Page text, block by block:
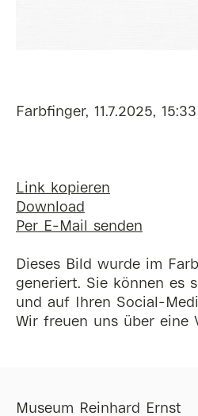
Farbfinger, 11.7.2025,
Link kopieren
Download
Per E-Mail senden
Dieses Bild wurde im
generiert. Sie können es
und auf Ihren Social-
Wir freuen uns über eine
Museum Reinhard Ernst